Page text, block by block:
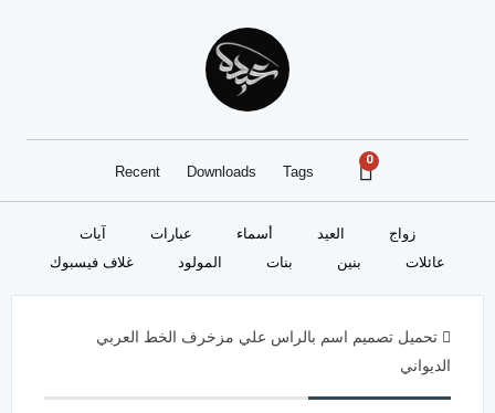
Recent Downloads Tags
0
آيات عبارات أسماء العيد
زواج
غلاف فيسبوك
المولود بنات بنين عائلات
تحميل تصميم اسم بالراس علي مزخرف الخط العربي
الديواني